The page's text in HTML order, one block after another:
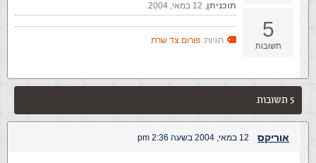
5
תשובות
תוכניתן,‏ 12 במאי, 2004
תגיות: פורום צד שרת
5 תשובות
אוריקס 12 במאי, 2004 בשעה 2:36 pm